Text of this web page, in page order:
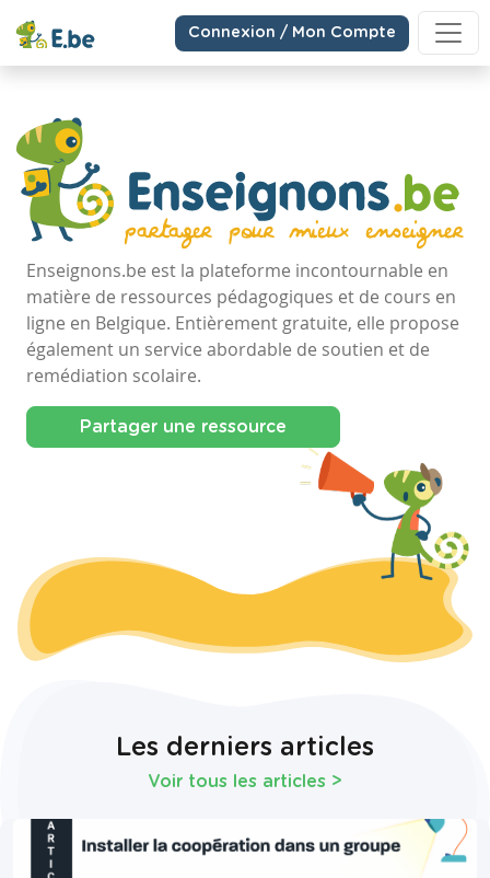
Connexion / Mon Compte
Enseignons.be est la plateforme incontournable en
matière de ressources pédagogiques et de cours en
ligne en Belgique. Entièrement gratuite, elle propose
également un service abordable de soutien et de
remédiation scolaire.
Partager une ressource
Les derniers articles
Voir tous les articles >